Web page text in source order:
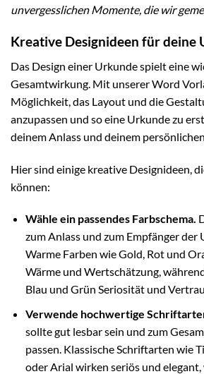
unvergesslichen Momente, die wir
Kreative Designideen für deine
Das Design einer Urkunde spielt eine
Gesamtwirkung. Mit unserer Word
Möglichkeit, das Layout und die
anzupassen und so eine Urkunde zu
deinem Anlass und deinem
Hier sind einige kreative Designideen,
können:
Wähle ein passendes Farbschema.
zum Anlass und zum Empfänger der
Warme Farben wie Gold, Rot und
Wärme und Wertschätzung,
Blau und Grün Seriosität und
Verwende hochwertige
sollte gut lesbar sein und zum
passen. Klassische Schriftarten wie
oder Arial wirken seriös und